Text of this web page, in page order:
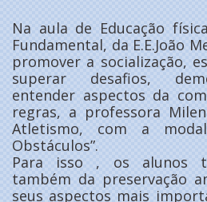
Na aula de Educação
Fundamental, da E.E.João
promover a socialização,
superar desafios,
entender aspectos da
regras, a professora
Atletismo, com a
Obstáculos”.
Para isso , os alunos
também da preservação
seus aspectos mais